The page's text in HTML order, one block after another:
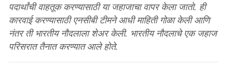
पदार्थांची वाहतूक करण्यासाठी या जहाजाचा वापर केला जातो. ही
कारवाई करण्यासाठी एनसीबी टीमने आधी माहिती गोळा केली आणि
नंतर ती भारतीय नौदलाला शेअर केली. भारतीय नौदलाचे एक जहाज
परिसरात तैनात करण्यात आले होते.